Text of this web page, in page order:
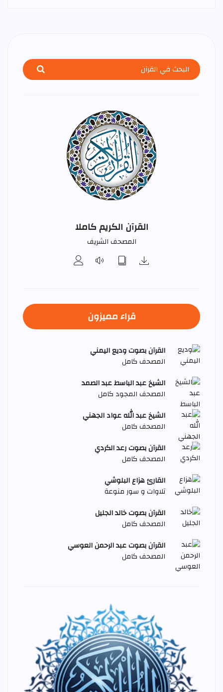
القرآن الكريم كاملا
المصحف الشريف
قراء مميزون
القرآن بصوت وديع اليمني
المصحف كامل
الشيخ عبد الباسط عبد الصمد
المصحف المجود كامل
الشيخ عبد الله عواد الجهني
المصحف كامل
القرآن بصوت رعد الكردي
المصحف كامل
القارئ هزاع البلوشي
تلاوات و سور منوعة
القرآن بصوت خالد الجليل
المصحف كامل
القرآن بصوت عبد الرحمن العوسي
المصحف كامل